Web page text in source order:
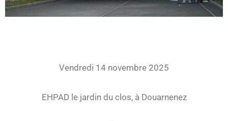
Vendredi 14 novembre 2025
EHPAD le jardin du clos, à Douarnenez